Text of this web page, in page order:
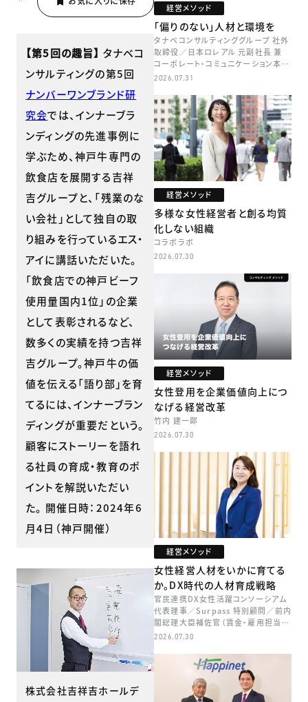
【第5回の趣旨】 タナベコ
ンサルティングの第5回
ナンバーワンブランド研
究会では、インナーブラ
ンディングの先進事例に
学ぶため、神戸牛専門の
飲食店を展開する吉祥
吉グループと、「残業のな
い会社」として独自の取
り組みを行っているエス・
アイに講話いただいた。
「飲食店での神戸ビーフ
使用量国内1位」の企業
として表彰されるなど、
数多くの実績を持つ吉祥
吉グループ。神戸牛の価
値を伝える「語り部」を育
てるには、インナーブラン
ディングが重要だという。
顧客にストーリーを語れ
る社員の育成・教育のポ
イントを解説いただい
た。 開催日時：2024年6
月4日（神戸開催）
株式会社吉祥吉ホールデ
経営メソッド
「偏りのない」人材と環境を
タナベコンサルティンググループ 社外
取締役／日本ロレアル 元副社長 兼
コーポレート・コミュニケーション本部
本部長／キャリアコンサルタント 井村
2026.07.31
経営メソッド
多様な女性経営者と創る均質
化しない組織
コラボラボ
2026.07.30
経営メソッド
女性登用を企業価値向上につ
なげる経営改革
竹内 建一郎
2026.07.30
経営メソッド
女性経営人材をいかに育てる
か。DX時代の人材育成戦略
官民連携DX女性活躍コンソーシアム
代表理事／Surpass 特別顧問／前内
閣総理大臣補佐官（賃金・雇用担当）
矢田 稚子
2026.07.30